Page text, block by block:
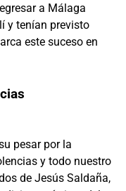
a Málaga
y tenían previsto
este suceso en
pesar por la
y todo nuestro
de Jesús Saldaña,